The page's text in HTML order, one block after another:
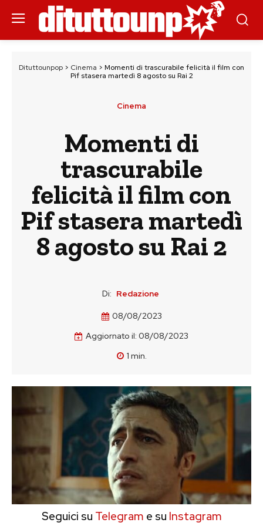
Dituttounpop > Cinema > Momenti di trascurabile felicità il film con
Pif stasera martedì 8 agosto su Rai 2
Cinema
Momenti di
trascurabile
felicità il film con
Pif stasera martedì
8 agosto su Rai 2
Di: Redazione
08/08/2023
Aggiornato il: 08/08/2023
1 min.
Seguici su Telegram e su Instagram